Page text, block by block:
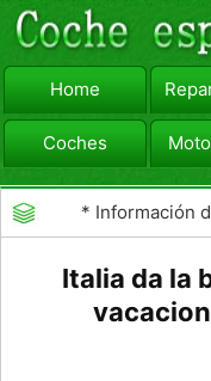
Home
Coches
viajar
* Información
Italia da la